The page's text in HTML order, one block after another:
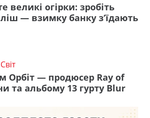
великі огірки: зробіть
— взимку банку з’їдають
Світ
Орбіт — продюсер Ray of
та альбому 13 гурту Blur